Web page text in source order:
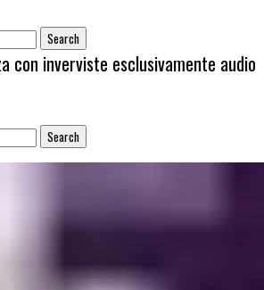
con inverviste esclusivamente audio